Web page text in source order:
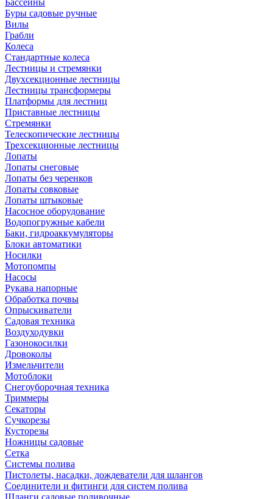
Бассейны
Буры садовые ручные
Вилы
Грабли
Колеса
Стандартные колеса
Лестницы и стремянки
Двухсекционные лестницы
Лестницы трансформеры
Платформы для лестниц
Приставные лестницы
Стремянки
Телескопические лестницы
Трехсекционные лестницы
Лопаты
Лопаты снеговые
Лопаты без черенков
Лопаты совковые
Лопаты штыковые
Насосное оборудование
Водопогружные кабели
Баки, гидроаккумуляторы
Блоки автоматики
Носилки
Мотопомпы
Насосы
Рукава напорные
Обработка почвы
Опрыскиватели
Садовая техника
Воздуходувки
Газонокосилки
Дровоколы
Измельчители
Мотоблоки
Снегоуборочная техника
Триммеры
Секаторы
Сучкорезы
Кусторезы
Ножницы садовые
Сетка
Системы полива
Пистолеты, насадки, дождеватели для шлангов
Соединители и фитинги для систем полива
Шланги садовые поливочные